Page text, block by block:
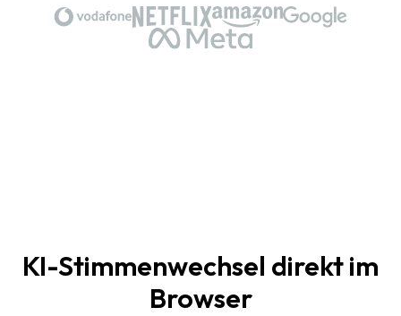
KI-Stimmenwechsel direkt im
Browser